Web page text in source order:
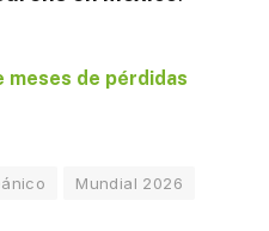
meses de pérdidas
Mundial 2026